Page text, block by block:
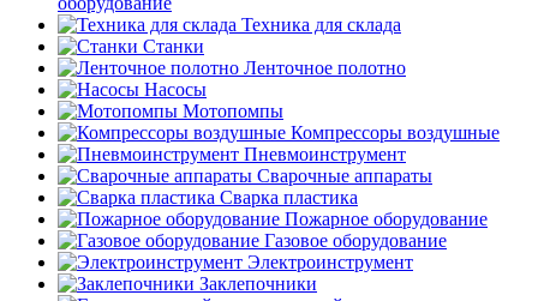
Техника для склада
Станки
Ленточное полотно
Насосы
Мотопомпы
Компрессоры воздушные
Пневмоинструмент
Сварочные аппараты
Сварка пластика
Пожарное оборудование
Газовое оборудование
Электроинструмент
Заклепочники